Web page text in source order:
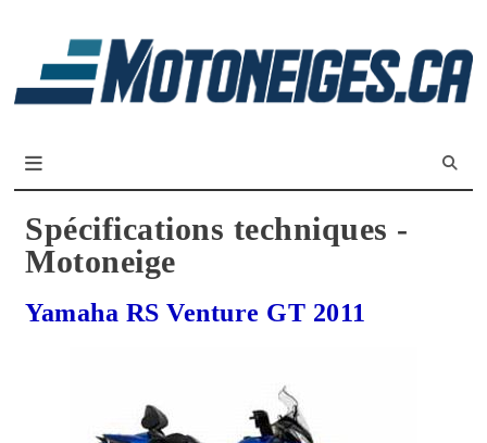
Spécifications techniques -
Motoneige
Yamaha RS Venture GT 2011